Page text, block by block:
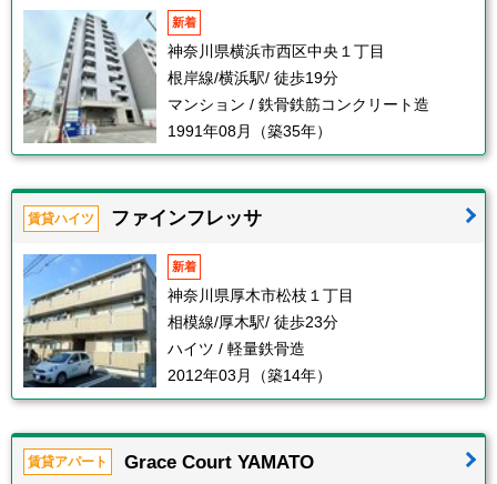
新着
神奈川県横浜市西区中央１丁目
根岸線/横浜駅/ 徒歩19分
マンション / 鉄骨鉄筋コンクリート造
1991年08月（築35年）
賃貸ハイツ ファインフレッサ
新着
神奈川県厚木市松枝１丁目
相模線/厚木駅/ 徒歩23分
ハイツ / 軽量鉄骨造
2012年03月（築14年）
賃貸アパート Grace Court YAMATO